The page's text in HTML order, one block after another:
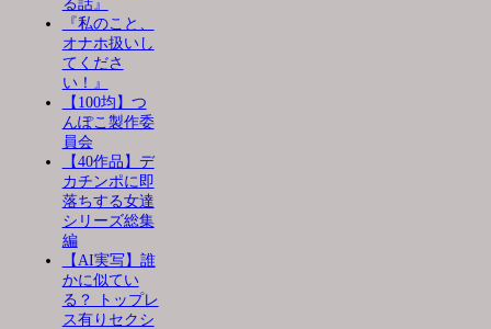
る話』
『私のこと、
オナホ扱いし
てくださ
い！』
【100均】つ
んぽこ製作委
員会
【40作品】デ
カチンポに即
落ちする女達
シリーズ総集
編
【AI実写】誰
かに似てい
る？ トップレ
ス有りセクシ